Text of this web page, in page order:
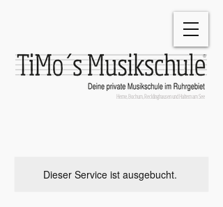
Herne, Bochum, Recklinghausen und Haltern am See
®
Dieser Service ist ausgebucht.